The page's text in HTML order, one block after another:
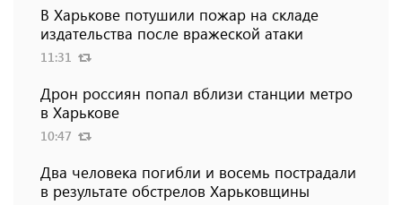
В Харькове потушили пожар на складе
издательства после вражеской атаки
11:31
Дрон россиян попал вблизи станции метро
в Харькове
10:47
Два человека погибли и восемь пострадали
в результате обстрелов Харьковщины